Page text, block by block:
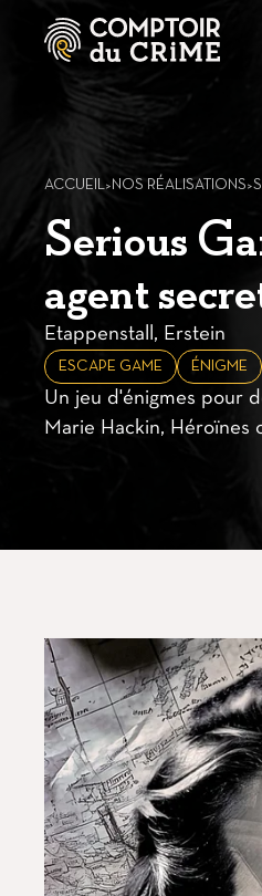
ACCUEIL> NOS RÉALISATIONS>
Serious
agent
Etappenstall, Erstein
ESCAPE GAME ÉNIGME
Un jeu d'énigmes pour
Marie Hackin, Héroïnes